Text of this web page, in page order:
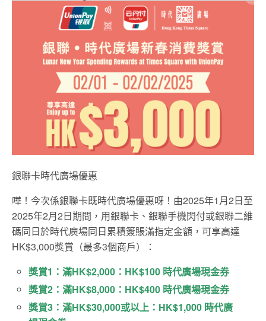
銀聯卡時代廣場優惠
嘩！今次係銀聯卡既時代廣場優惠呀！由2025年1月2日至
2025年2月2日期間，用銀聯卡、銀聯手機閃付或銀聯二維
碼同日於時代廣場同日累積簽賬滿指定金額，可享高達
HK$3,000獎賞（最多3個商戶）：
獎賞1：滿HK$2,000：HK$100 時代廣場現金券
獎賞2：滿HK$8,000：HK$400 時代廣場現金券
獎賞3：滿HK$30,000或以上：HK$1,000 時代廣